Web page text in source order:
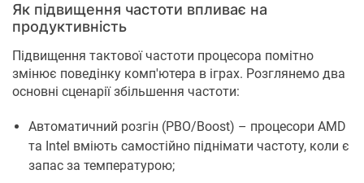
Як підвищення частоти впливає на
продуктивність
Підвищення тактової частоти процесора помітно
змінює поведінку комп'ютера в іграх. Розглянемо два
основні сценарії збільшення частоти:
Автоматичний розгін (PBO/Boost) – процесори AMD
та Intel вміють самостійно піднімати частоту, коли є
запас за температурою;